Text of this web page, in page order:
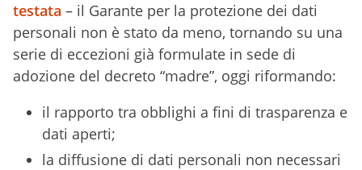
testata – il Garante per la protezione dei dati
personali non è stato da meno, tornando su una
serie di eccezioni già formulate in sede di
adozione del decreto “madre”, oggi riformando:
il rapporto tra obblighi a fini di trasparenza e
dati aperti;
la diffusione di dati personali non necessari